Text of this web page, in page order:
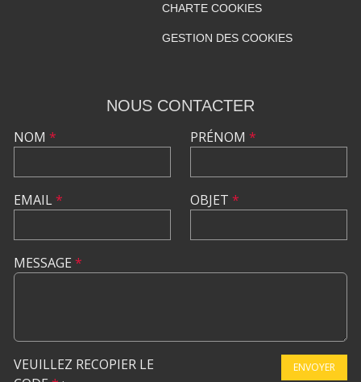
CHARTE COOKIES
GESTION DES COOKIES
NOUS CONTACTER
NOM *
EMAIL*
PRÉNOM *
OBJET *
MESSAGE *
VEUILLEZ RECOPIER LE
ENVOYER